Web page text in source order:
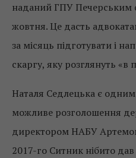
наданий ГПУ Печерським
жовтня. Це дасть
за місяць підготувати і
скаргу, яку розглянуть
Наталя Седлецька є одним
можливе розголошення
директором НАБУ
2017-го Ситник нібито дав